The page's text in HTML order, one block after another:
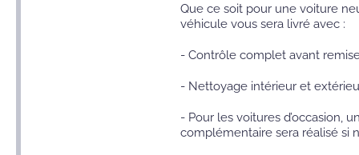
Que ce soit pour une voiture
véhicule vous sera livré avec :
- Contrôle complet avant
- Nettoyage intérieur et
- Pour les voitures d’occasion,
complémentaire sera réalisé si